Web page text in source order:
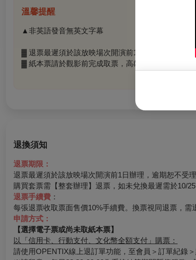
溫馨提醒
▲非英語發音無英文字幕
▓ 退票最遲須於該放映場次開演前1日辦理，每張酌
▓ 紙本票請於觀影前完成取票，高雄市電影館、內惟
退換須知
退票期限：
退票最遲須於該放映場次開演前1日辦理，逾期恕不受
購買套票需【整套辦理】退票，如未兌換最遲需於10/25
退票手續費 ：
每張退票收取票面售價10%手續費。換票視同退票，需
申請方式：
【選擇電子票或尚未取紙本票】
以「信用卡、行動支付、文化幣全額支付」購票：
請使用OPENTIX線上退訂單功能，至會員＞訂單紀錄